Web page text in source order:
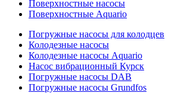
Поверхностные насосы
Поверхностные Aquario
Погружные насосы для колодцев
Колодезные насосы
Колодезные насосы Aquario
Насос вибрационный Курск
Погружные насосы DAB
Погружные насосы Grundfos